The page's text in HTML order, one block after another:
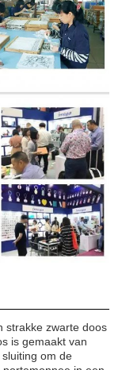
strakke zwarte doos
is gemaakt van
om de